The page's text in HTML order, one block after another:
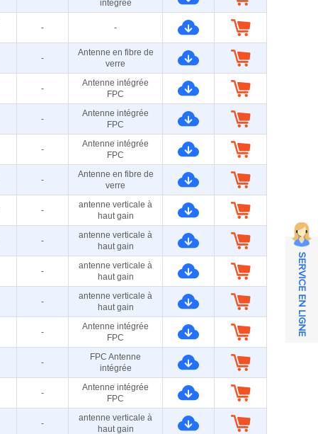
intégrée
- -
-
Antenne en fibre de
verre
-
Antenne intégrée
FPC
-
Antenne intégrée
FPC
-
Antenne intégrée
FPC
-
Antenne en fibre de
verre
-
antenne verticale à
haut gain
-
antenne verticale à
haut gain
-
antenne verticale à
haut gain
-
antenne verticale à
haut gain
-
Antenne intégrée
FPC
-
FPC Antenne
intégrée
-
Antenne intégrée
FPC
-
antenne verticale à
haut gain
SERVICE EN LIGNE